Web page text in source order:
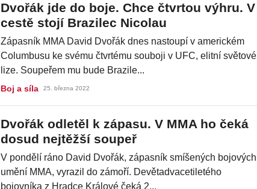
Dvořák jde do boje. Chce čtvrtou výhru. V
cestě stojí Brazilec Nicolau
Zápasník MMA David Dvořák dnes nastoupí v americkém
Columbusu ke svému čtvrtému souboji v UFC, elitní světové
lize. Soupeřem mu bude Brazile...
Boj a síla 25. března 2022
Dvořák odletěl k zápasu. V MMA ho čeká
dosud nejtěžší soupeř
V pondělí ráno David Dvořák, zápasník smíšených bojových
umění MMA, vyrazil do zámoří. Devětadvacetiletého
bojovníka z Hradce Králové čeká 2...